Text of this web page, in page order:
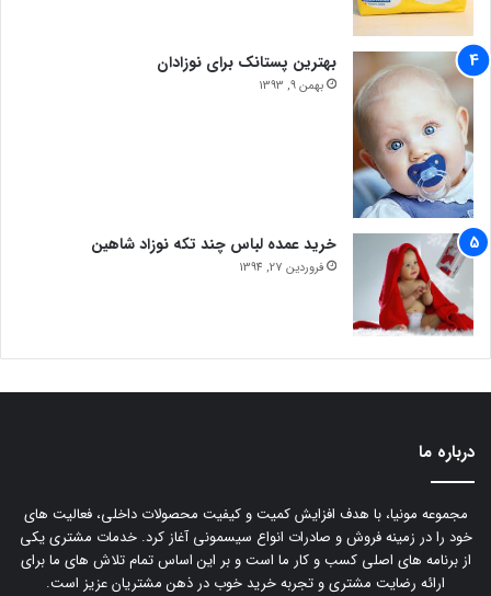
بهترین پستانک برای نوزادان
بهمن 9, 1393
خرید عمده لباس چند تکه نوزاد شاهین
فروردین 27, 1394
درباره ما
مجموعه مونیا، با هدف افزایش کمیت و کیفیت محصولات داخلی، فعالیت های
خود را در زمینه فروش و صادرات انواع سیسمونی آغاز کرد. خدمات مشتری یکی
از برنامه های اصلی کسب و کار ما است و بر این اساس تمام تلاش های ما برای
ارائه رضایت مشتری و تجربه خرید خوب در ذهن مشتریان عزیز است.